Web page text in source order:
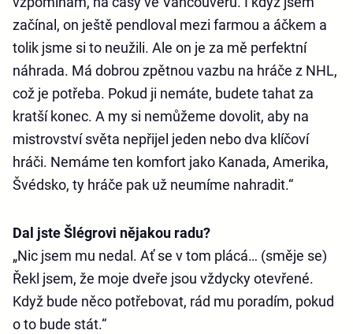
začínal, on ještě pendloval mezi farmou a áčkem a
tolik jsme si to neužili. Ale on je za mě perfektní
náhrada. Má dobrou zpětnou vazbu na hráče z NHL,
což je potřeba. Pokud ji nemáte, budete tahat za
kratší konec. A my si nemůžeme dovolit, aby na
mistrovství světa nepřijel jeden nebo dva klíčoví
hráči. Nemáme ten komfort jako Kanada, Amerika,
Švédsko, ty hráče pak už neumíme nahradit.“
Dal jste Šlégrovi nějakou radu?
„Nic jsem mu nedal. Ať se v tom plácá… (směje se)
Řekl jsem, že moje dveře jsou vždycky otevřené.
Když bude něco potřebovat, rád mu poradím, pokud
o to bude stát.“